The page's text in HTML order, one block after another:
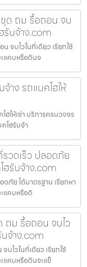
ด ถม รื้อถอน จบ
รับจ้าง.com
จบไวในที่เดียว เรียกใช้
แคบหรือดินจ
จ้าง รถแบคโฮให้
ฮให้เช่า บริการครบวงจร
โฮรับจ้า
วดเร็ว ปลอดภัย
ฮรับจ้าง.com
ภัย ได้มาตรฐาน เรียกหา
แคบหรือดิ
ถม รื้อถอน จบไว
จ้าง.com
ไวในที่เดียว เรียกใช้
แคบหรือดินจะแข็